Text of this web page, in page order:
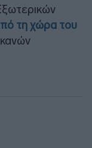
τη χώρα του